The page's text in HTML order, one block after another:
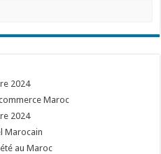
2024
Maroc
2024
Marocain
au Maroc